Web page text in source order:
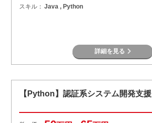
スキル： Java , Python
詳細を見る
【Python】認証系システム開発支援